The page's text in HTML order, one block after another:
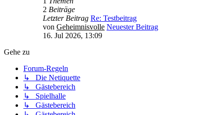
2 Beiträge
Letzter Beitrag Re: Testbeitrag
von Geheimnisvolle Neuester Beitrag
16. Jul 2026, 13:09
Gehe zu
Forum-Regeln
↳ Die Netiquette
↳ Gästebereich
↳ Spielhalle
↳ Gästebereich